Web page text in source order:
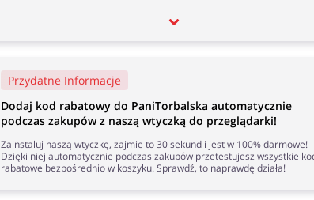
Przydatne Informacje
Dodaj kod rabatowy do PaniTorbalska automatycznie
podczas zakupów z naszą wtyczką do przeglądarki!
Zainstaluj naszą wtyczkę, zajmie to 30 sekund i jest w 100% darmowe!
Dzięki niej automatycznie podczas zakupów przetestujesz wszystkie
rabatowe bezpośrednio w koszyku. Sprawdź, to naprawdę działa!